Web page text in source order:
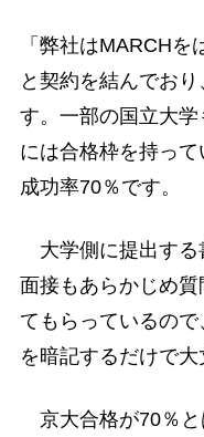
「弊社はMARCH
と契約を結んでおり
す。一部の国立大
には合格枠を持っ
成功率70％です。
大学側に提出する
面接もあらかじめ
てもらっているの
を暗記するだけで大
京大合格が70％と